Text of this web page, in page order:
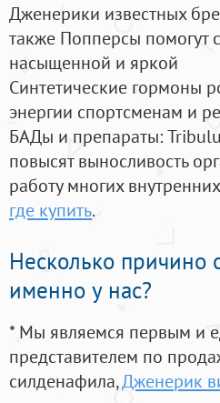
Дженерики известных
также Попперсы помогут
насыщенной и яркой
Синтетические гормоны
энергии спортсменам и
БАДы и препараты:
повысят выносливость
работу многих
где купить.
Несколько причино
именно у нас?
* Мы являемся первым и
представителем по
силденафила,Дженерик